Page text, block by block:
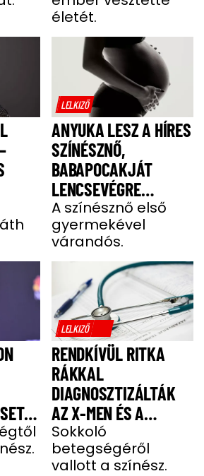
életét.
LELKIZŐ
ANYUKA LESZ A HÍRES
SZÍNÉSZNŐ,
BABAPOCAKJÁT
LENCSEVÉGRE
KAPTÁK
A színésznő első
gyermekével
várandós.
LELKIZŐ
RENDKÍVÜL RITKA
RÁKKAL
DIAGNOSZTIZÁLTÁK
AZ X-MEN ÉS A
DEADPOOL SZTÁRJÁT
Sokkoló
betegségéről
vallott a színész.